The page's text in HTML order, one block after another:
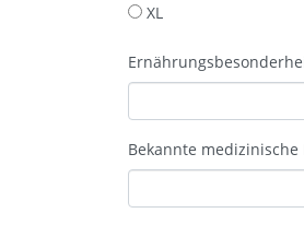
XL
Bekannte medizinische